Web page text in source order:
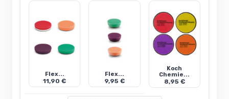
Flex...
11,90 €
Flex...
9,95 €
Koch
Chemie...
8,95 €